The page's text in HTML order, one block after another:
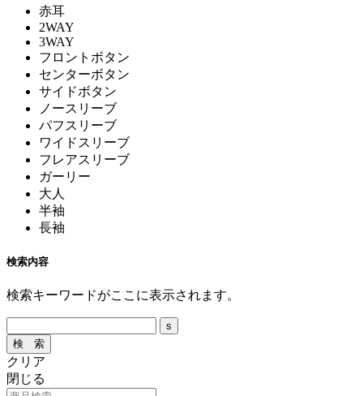
赤耳
2WAY
3WAY
フロントボタン
センターボタン
サイドボタン
ノースリーブ
パフスリーブ
ワイドスリーブ
フレアスリーブ
ガーリー
大人
半袖
長袖
検索内容
検索キーワードがここに表示されます。
クリア
閉じる